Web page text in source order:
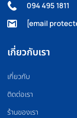
094 495 1811
[email
เกี่ยวกับเรา
เกี่ยวกับ
ติดต่อเรา
ร้านของเรา